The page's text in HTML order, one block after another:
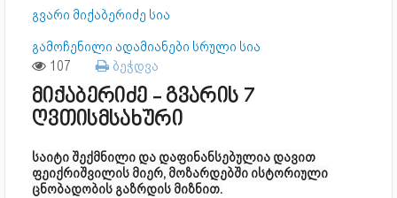
გვარი მიქაბერიძე სია
გამოჩენილი ადამიანები სრული სია
107 ბეჭდვა
მიქაბერიძე - გვარის 7
ღვთისმსახური
საიტი შექმნილი და დაფინანსებულია დავით
ფეიქრიშვილის მიერ, მოზარდებში ისტორიული
ცნობადობის გაზრდის მიზნით.